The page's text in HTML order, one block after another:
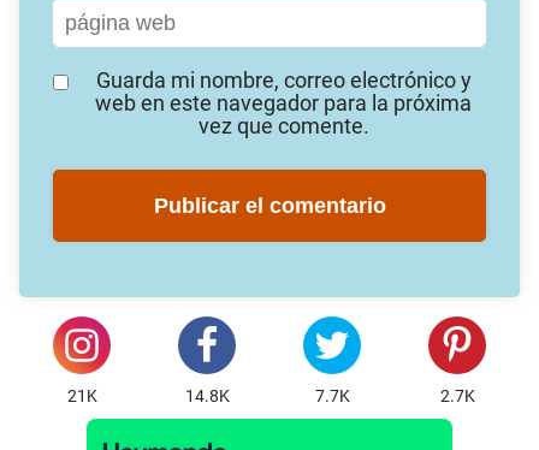
Guarda mi nombre, correo electrónico y
web en este navegador para la próxima
vez que comente.
21K 14.8K 7.7K 2.7K